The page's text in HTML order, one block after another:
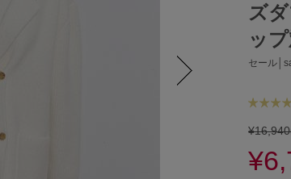
ズ
ッ
セール
¥16,940